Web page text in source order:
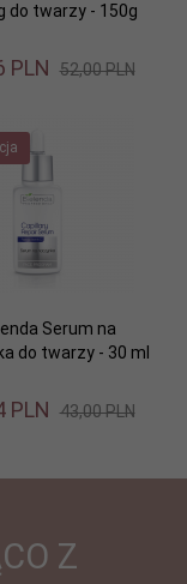
do twarzy - 150g
PLN 52,00 PLN
Serum na
do twarzy - 30 ml
PLN 43,00 PLN
Z